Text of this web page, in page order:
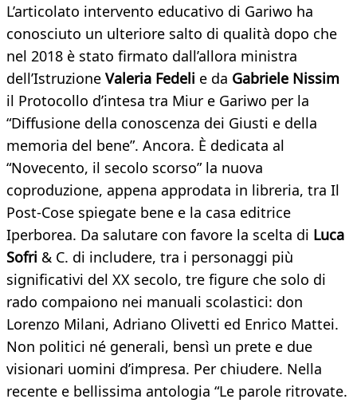
L’articolato intervento educativo di Gariwo ha
conosciuto un ulteriore salto di qualità dopo che
nel 2018 è stato firmato dall’allora ministra
dell’Istruzione Valeria Fedeli e da Gabriele Nissim
il Protocollo d’intesa tra Miur e Gariwo per la
“Diffusione della conoscenza dei Giusti e della
memoria del bene”. Ancora. È dedicata al
“Novecento, il secolo scorso” la nuova
coproduzione, appena approdata in libreria, tra Il
Post-Cose spiegate bene e la casa editrice
Iperborea. Da salutare con favore la scelta di Luca
Sofri & C. di includere, tra i personaggi più
significativi del XX secolo, tre figure che solo di
rado compaiono nei manuali scolastici: don
Lorenzo Milani, Adriano Olivetti ed Enrico Mattei.
Non politici né generali, bensì un prete e due
visionari uomini d’impresa. Per chiudere. Nella
recente e bellissima antologia “Le parole ritrovate.